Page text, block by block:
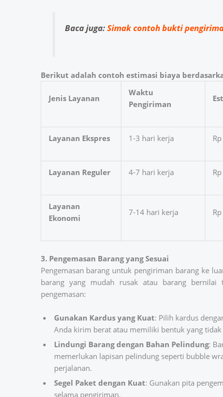
Baca juga:Simak contoh bukti
Berikut adalah contoh estimasi biaya
Jenis Layanan
Waktu
Pengiriman
Layanan Ekspres 1-3 hari kerja
Layanan Reguler 4-7 hari kerja
Layanan
Ekonomi
7-14 hari kerja
3. Pengemasan Barang yang Sesuai
Pengemasan barang untuk pengiriman barang ke
barang yang mudah rusak atau barang
pengemasan:
Gunakan Kardus yang Kuat: Pilih kardus
Anda kirim berat atau memiliki bentuk yang
Lindungi Barang dengan Bahan Pelindung:
memerlukan lapisan pelindung seperti bubble
perjalanan.
Segel Paket dengan Kuat: Gunakan pita
selama pengiriman.